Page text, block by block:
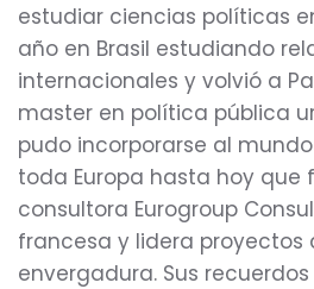
estudiar ciencias políticas
año en Brasil estudiando
internacionales y volvió a
master en política pública
pudo incorporarse al
toda Europa hasta hoy que
consultora Eurogroup
francesa y lidera proyectos
envergadura. Sus